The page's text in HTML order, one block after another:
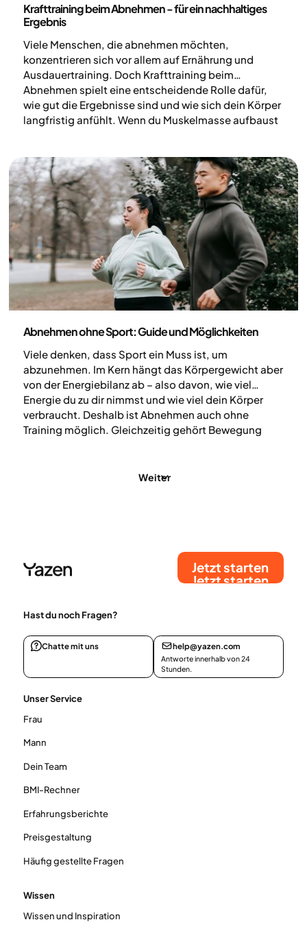
Krafttraining beim Abnehmen - für ein nachhaltiges
Ergebnis
Viele Menschen, die abnehmen möchten,
konzentrieren sich vor allem auf Ernährung und
Ausdauertraining. Doch Krafttraining beim
Abnehmen spielt eine entscheidende Rolle dafür,
wie gut die Ergebnisse sind und wie sich dein Körper
langfristig anfühlt. Wenn du Muskelmasse aufbaust
Gewichtszunahme senken und einen stärkeren,
funktionelleren Körper entwickeln.
Abnehmen ohne Sport: Guide und Möglichkeiten
Viele denken, dass Sport ein Muss ist, um
abzunehmen. Im Kern hängt das Körpergewicht aber
von der Energiebilanz ab – also davon, wie viel
Energie du zu dir nimmst und wie viel dein Körper
verbraucht. Deshalb ist Abnehmen auch ohne
Training möglich. Gleichzeitig gehört Bewegung
Weiter
Jetzt starten
Jetzt starten
Hast du noch Fragen?
Chatte mit uns help@yazen.com
Antworte innerhalb von 24
Stunden.
Unser Service
Frau
Mann
Dein Team
BMI-Rechner
Erfahrungsberichte
Preisgestaltung
Häufig gestellte Fragen
Wissen
Wissen und Inspiration